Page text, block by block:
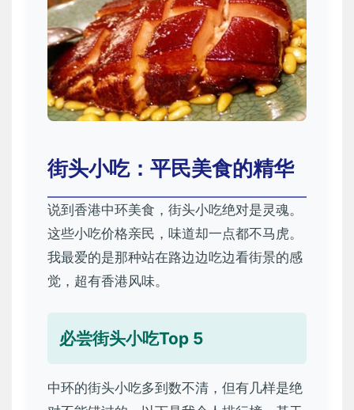
街头小吃：平民美食的精华
说到香港中环美食，街头小吃绝对是灵魂。
这些小吃价格亲民，味道却一点都不马虎。
我最爱的是那种站在路边边吃边看街景的感
觉，超有香港风味。
必尝街头小吃Top 5
中环的街头小吃多到数不清，但有几样是绝